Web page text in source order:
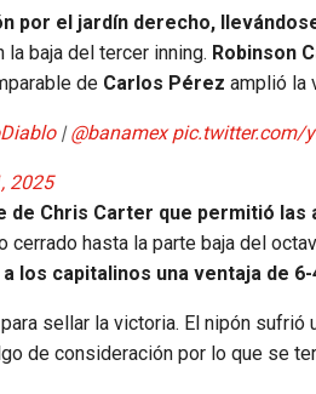
por el jardín derecho,
baja del tercer inning. Robinson
de Carlos Pérez amplió la
|@banamex pic.twitter.com/
2025
de Chris Carter que permitió las
cerrado hasta la parte baja del
los capitalinos una ventaja de 6-
para sellar la victoria. El nipón sufrió
de consideración por lo que se